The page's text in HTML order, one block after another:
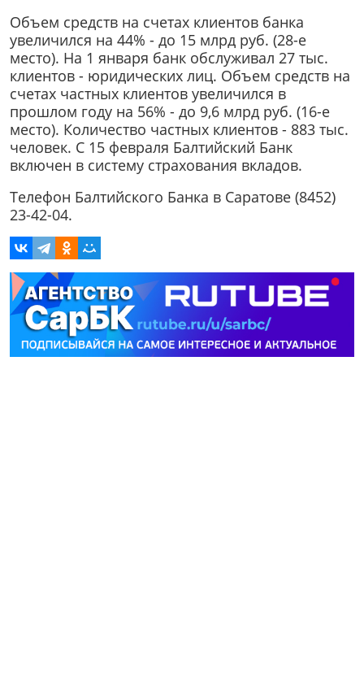
Объем средств на счетах клиентов банка
увеличился на 44% - до 15 млрд руб. (28-е
место). На 1 января банк обслуживал 27 тыс.
клиентов - юридических лиц. Объем средств на
счетах частных клиентов увеличился в
прошлом году на 56% - до 9,6 млрд руб. (16-е
место). Количество частных клиентов - 883 тыс.
человек. С 15 февраля Балтийский Банк
включен в систему страхования вкладов.
Телефон Балтийского Банка в Саратове (8452)
23-42-04.